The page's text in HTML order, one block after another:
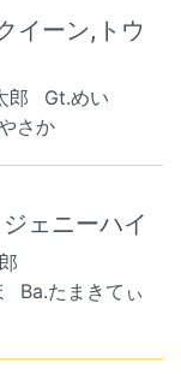
イーン,トウ
郎
Gt.めい
さか
ェニーハイ
Ba.たまきてぃ